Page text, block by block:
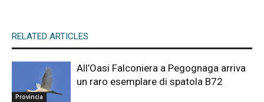
RELATED ARTICLES
Provincia
All’Oasi Falconiera a Pegognaga arriva
un raro esemplare di spatola B72